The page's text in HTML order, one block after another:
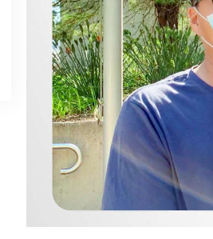
Kærlighed og had –
Hvad er storhed?